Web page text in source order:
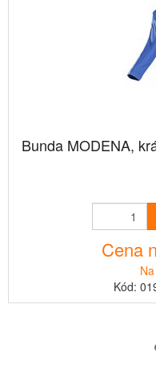
Bunda MODENA,
Cena
Kód: